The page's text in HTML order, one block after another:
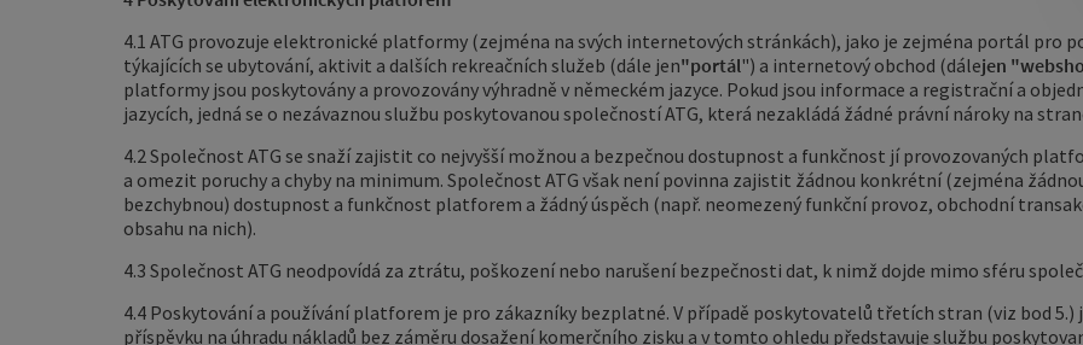
4.1 ATG provozuje elektronické platformy (zejména na svých internetových stránkách), jako je zejména portál pro
týkajících se ubytování, aktivit a dalších rekreačních služeb (dále jen"portál") a internetový obchod (dálejen
platformy jsou poskytovány a provozovány výhradně v německém jazyce. Pokud jsou informace a registrační a
jazycích, jedná se o nezávaznou službu poskytovanou společností ATG, která nezakládá žádné právní nároky na
4.2 Společnost ATG se snaží zajistit co nejvyšší možnou a bezpečnou dostupnost a funkčnost jí provozovaných
a omezit poruchy a chyby na minimum. Společnost ATG však není povinna zajistit žádnou konkrétní (zejména
bezchybnou) dostupnost a funkčnost platforem a žádný úspěch (např. neomezený funkční provoz, obchodní
obsahu na nich).
4.3 Společnost ATG neodpovídá za ztrátu, poškození nebo narušení bezpečnosti dat, k nimž dojde mimo sféru
4.4 Poskytování a používání platforem je pro zákazníky bezplatné. V případě poskytovatelů třetích stran (viz bod 5.)
příspěvku na úhradu nákladů bez záměru dosažení komerčního zisku a v tomto ohledu představuje službu